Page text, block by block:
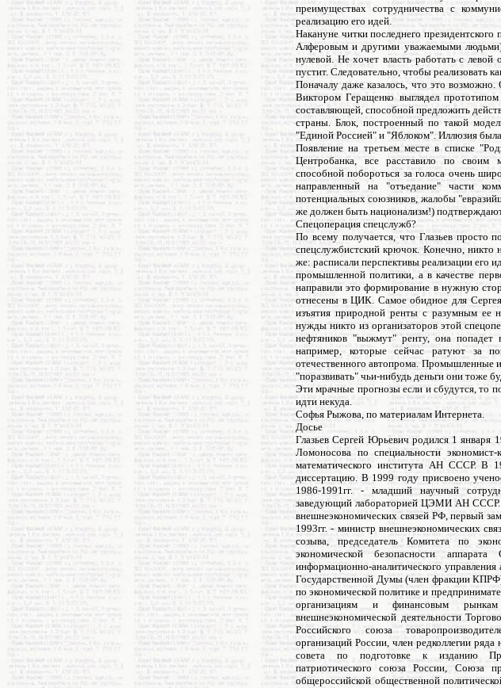
преимуществах сотрудничества с
реализацию его идей.
Накануне читки последнего
Алферовым и другими уважаемыми людьми)
нулевой. Не хочет власть работать с
пустит. Следовательно, чтобы реализовать
Поначалу даже казалось, что это
Виктором Геращенко выглядел
составляющей, способной предложить
страны. Блок, построенный по такой
"Единой Россией" и "Яблоком". Иллюзия
Появление на третьем месте в списке
Центробанка, все расставило по своим
способной побороться за голоса очень
направленный на "отъедание" части
потенциальных союзников, жалобы
же должен быть национализм!)
Спецоперация спецслужб?
По всему получается, что Глазьев просто
спецслужбистский крючок. Конечно, никто
же: расписали перспективы реализации его
промышленной политики, а в качестве
направили это формирование в нужную
отнесены в ЦИК. Самое обидное для
изъятия природной ренты с разумным ее
нужды никто из организаторов этой
нефтяников "выжмут" ренту, она попадет
например, которые сейчас ратуют за
отечественного автопрома. Промышленные
"поразвивать" чьи-нибудь деньги они тоже
Эти мрачные прогнозы если и сбудутся, то
идти некуда.
Софья Рыжова, по материалам Интернета.
Досье
Глазьев Сергей Юрьевич родился 1
Ломоносова по специальности экономист-
математического института АН СССР. В
диссертацию. В 1999 году присвоено
1986-1991гг. - младший научный
заведующий лабораторией ЦЭМИ АН СССР.
внешнеэкономических связей РФ, первый
1993гг. - министр внешнеэкономических
созыва, председатель Комитета по
экономической безопасности
информационно-аналитического
Государственной Думы (член фракции
по экономической политике и
организациям и финансовым
внешнеэкономической деятельности
Российского союза
организаций России, член редколлегии
совета по подготовке к изданию
патриотического союза России, Союза
общероссийской общественной